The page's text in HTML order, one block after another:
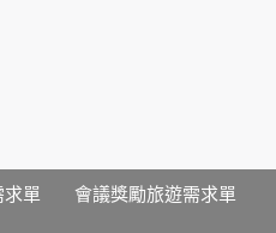
錄相關行徑，包括您使用連線
的瀏覽器、瀏覽及點選資料記
單 會議獎勵旅遊需求單